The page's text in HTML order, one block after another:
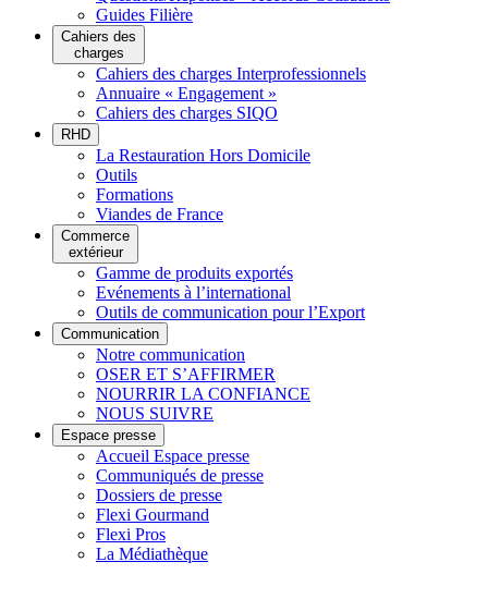
Guides Filière
Cahiers des
charges
Cahiers des charges Interprofessionnels
Annuaire « Engagement »
Cahiers des charges SIQO
RHD
La Restauration Hors Domicile
Outils
Formations
Viandes de France
Commerce
extérieur
Gamme de produits exportés
Evénements à l’international
Outils de communication pour l’Export
Communication
Notre communication
OSER ET S’AFFIRMER
NOURRIR LA CONFIANCE
NOUS SUIVRE
Espace presse
Accueil Espace presse
Communiqués de presse
Dossiers de presse
Flexi Gourmand
Flexi Pros
La Médiathèque